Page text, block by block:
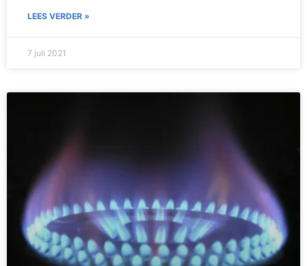
LEES VERDER »
7 juli 2021